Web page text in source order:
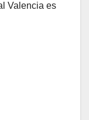
Valencia es